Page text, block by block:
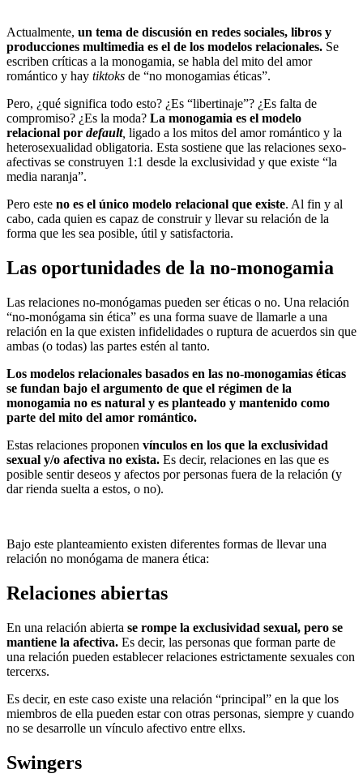
Actualmente, un tema de discusión en redes sociales, libros y
producciones multimedia es el de los modelos relacionales. Se
escriben críticas a la monogamia, se habla del mito del amor
romántico y hay tiktoks de “no monogamias éticas”.
Pero, ¿qué significa todo esto? ¿Es “libertinaje”? ¿Es falta de
compromiso? ¿Es la moda? La monogamia es el modelo
relacional por default, ligado a los mitos del amor romántico y la
heterosexualidad obligatoria. Esta sostiene que las relaciones sexo-
afectivas se construyen 1:1 desde la exclusividad y que existe “la
media naranja”.
Pero este no es el único modelo relacional que existe. Al fin y al
cabo, cada quien es capaz de construir y llevar su relación de la
forma que les sea posible, útil y satisfactoria.
Las oportunidades de la no-monogamia
Las relaciones no-monógamas pueden ser éticas o no. Una relación
“no-monógama sin ética” es una forma suave de llamarle a una
relación en la que existen infidelidades o ruptura de acuerdos sin que
ambas (o todas) las partes estén al tanto.
Los modelos relacionales basados en las no-monogamias éticas
se fundan bajo el argumento de que el régimen de la
monogamia no es natural y es planteado y mantenido como
parte del mito del amor romántico.
Estas relaciones proponen vínculos en los que la exclusividad
sexual y/o afectiva no exista. Es decir, relaciones en las que es
posible sentir deseos y afectos por personas fuera de la relación (y
dar rienda suelta a estos, o no).
Bajo este planteamiento existen diferentes formas de llevar una
relación no monógama de manera ética:
Relaciones abiertas
En una relación abierta se rompe la exclusividad sexual, pero se
mantiene la afectiva. Es decir, las personas que forman parte de
una relación pueden establecer relaciones estrictamente sexuales con
tercerxs.
Es decir, en este caso existe una relación “principal” en la que los
miembros de ella pueden estar con otras personas, siempre y cuando
no se desarrolle un vínculo afectivo entre ellxs.
Swingers